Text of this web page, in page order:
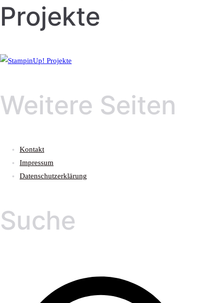
Projekte
Weitere Seiten
Kontakt
Impressum
Datenschutzerklärung
Suche